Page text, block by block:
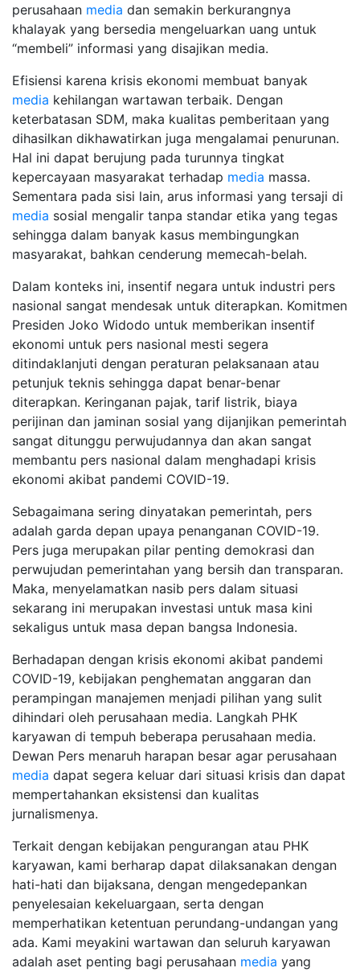
perusahaan media dan semakin berkurangnya
khalayak yang bersedia mengeluarkan uang untuk
“membeli” informasi yang disajikan media.
Efisiensi karena krisis ekonomi membuat banyak
media kehilangan wartawan terbaik. Dengan
keterbatasan SDM, maka kualitas pemberitaan yang
dihasilkan dikhawatirkan juga mengalamai penurunan.
Hal ini dapat berujung pada turunnya tingkat
kepercayaan masyarakat terhadap media massa.
Sementara pada sisi lain, arus informasi yang tersaji di
media sosial mengalir tanpa standar etika yang tegas
sehingga dalam banyak kasus membingungkan
masyarakat, bahkan cenderung memecah-belah.
Dalam konteks ini, insentif negara untuk industri pers
nasional sangat mendesak untuk diterapkan. Komitmen
Presiden Joko Widodo untuk memberikan insentif
ekonomi untuk pers nasional mesti segera
ditindaklanjuti dengan peraturan pelaksanaan atau
petunjuk teknis sehingga dapat benar-benar
diterapkan. Keringanan pajak, tarif listrik, biaya
perijinan dan jaminan sosial yang dijanjikan pemerintah
sangat ditunggu perwujudannya dan akan sangat
membantu pers nasional dalam menghadapi krisis
ekonomi akibat pandemi COVID-19.
Sebagaimana sering dinyatakan pemerintah, pers
adalah garda depan upaya penanganan COVID-19.
Pers juga merupakan pilar penting demokrasi dan
perwujudan pemerintahan yang bersih dan transparan.
Maka, menyelamatkan nasib pers dalam situasi
sekarang ini merupakan investasi untuk masa kini
sekaligus untuk masa depan bangsa Indonesia.
Berhadapan dengan krisis ekonomi akibat pandemi
COVID-19, kebijakan penghematan anggaran dan
perampingan manajemen menjadi pilihan yang sulit
dihindari oleh perusahaan media. Langkah PHK
karyawan di tempuh beberapa perusahaan media.
Dewan Pers menaruh harapan besar agar perusahaan
media dapat segera keluar dari situasi krisis dan dapat
mempertahankan eksistensi dan kualitas
jurnalismenya.
Terkait dengan kebijakan pengurangan atau PHK
karyawan, kami berharap dapat dilaksanakan dengan
hati-hati dan bijaksana, dengan mengedepankan
penyelesaian kekeluargaan, serta dengan
memperhatikan ketentuan perundang-undangan yang
ada. Kami meyakini wartawan dan seluruh karyawan
adalah aset penting bagi perusahaan media yang